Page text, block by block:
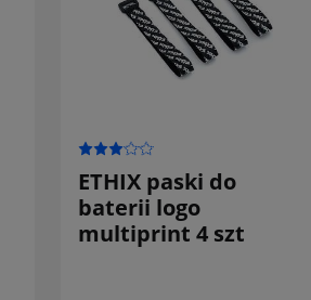
ETHIX paski do
baterii logo
multiprint 4 szt